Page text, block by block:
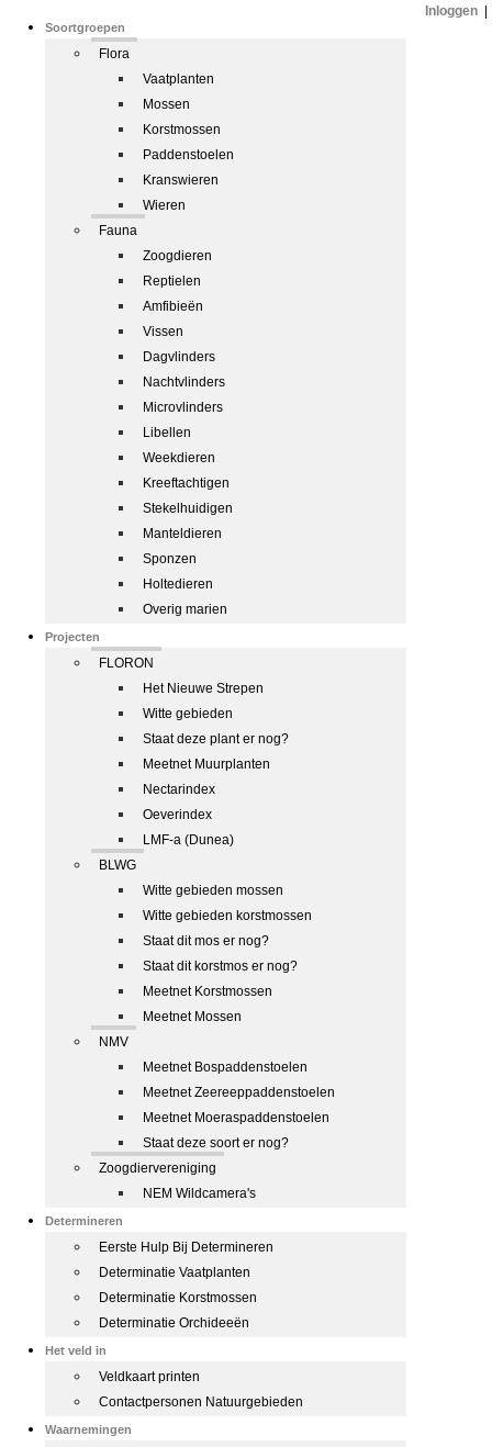
Soortgroepen
Flora
Vaatplanten
Mossen
Korstmossen
Paddenstoelen
Kranswieren
Wieren
Fauna
Zoogdieren
Reptielen
Amfibieën
Vissen
Dagvlinders
Nachtvlinders
Microvlinders
Libellen
Weekdieren
Kreeftachtigen
Stekelhuidigen
Manteldieren
Sponzen
Holtedieren
Overig marien
Projecten
FLORON
Het Nieuwe Strepen
Witte gebieden
Staat deze plant er nog?
Meetnet Muurplanten
Nectarindex
Oeverindex
LMF-a (Dunea)
BLWG
Witte gebieden mossen
Witte gebieden korstmossen
Staat dit mos er nog?
Staat dit korstmos er nog?
Meetnet Korstmossen
Meetnet Mossen
NMV
Meetnet Bospaddenstoelen
Meetnet Zeereeppaddenstoelen
Meetnet Moeraspaddenstoelen
Staat deze soort er nog?
Zoogdiervereniging
NEM Wildcamera's
Determineren
Eerste Hulp Bij Determineren
Determinatie Vaatplanten
Determinatie Korstmossen
Determinatie Orchideeën
Het veld in
Veldkaart printen
Contactpersonen Natuurgebieden
Waarnemingen
Inloggen